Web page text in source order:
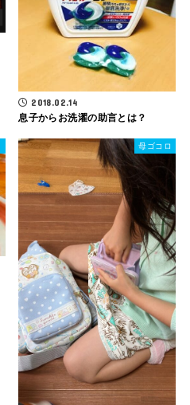
2018.02.14
息子からお洗濯の助言とは？
母ゴコロ